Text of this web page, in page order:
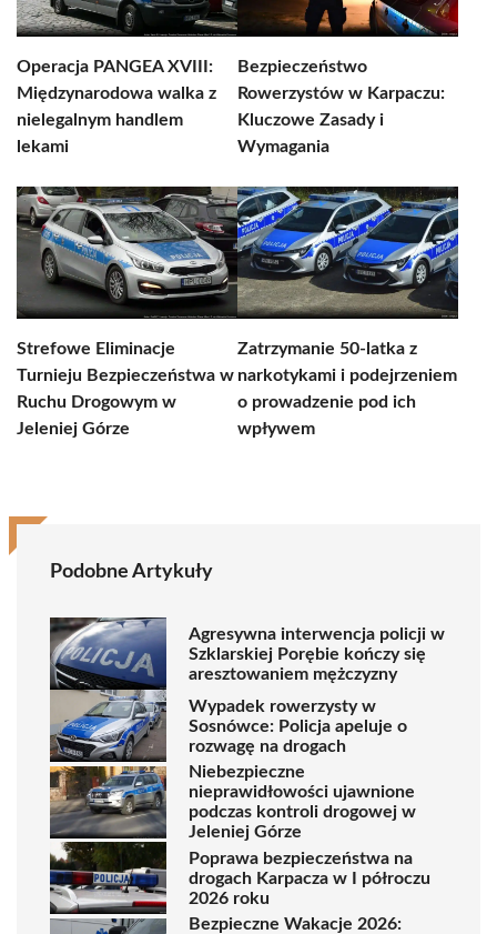
Operacja PANGEA XVIII:
Międzynarodowa walka z
nielegalnym handlem
lekami
Bezpieczeństwo
Rowerzystów w Karpaczu:
Kluczowe Zasady i
Wymagania
Strefowe Eliminacje
Turnieju Bezpieczeństwa w
Ruchu Drogowym w
Jeleniej Górze
Zatrzymanie 50-latka z
narkotykami i podejrzeniem
o prowadzenie pod ich
wpływem
Podobne Artykuły
Agresywna interwencja policji w
Szklarskiej Porębie kończy się
aresztowaniem mężczyzny
Wypadek rowerzysty w
Sosnówce: Policja apeluje o
rozwagę na drogach
Niebezpieczne
nieprawidłowości ujawnione
podczas kontroli drogowej w
Jeleniej Górze
Poprawa bezpieczeństwa na
drogach Karpacza w I półroczu
2026 roku
Bezpieczne Wakacje 2026: